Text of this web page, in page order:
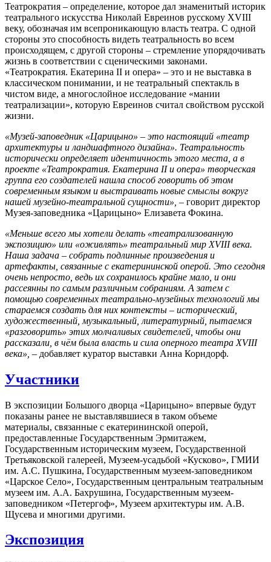
Театрократия – определение, которое дал знаменитый историк
театрального искусства Николай Евреинов русскому XVIII
веку, обозначая им всепроникающую власть театра. С одной
стороны это способность видеть театральность во всем
происходящем, с другой стороны – стремление упорядочивать
жизнь в соответствии с сценическими законами.
«Театрократия. Екатерина II и опера» – это и не выставка в
классическом понимании, и не театральный спектакль в
чистом виде, а многослойное исследование «мании
театрализации», которую Евреинов считал свойством русской
жизни.
«Музей-заповедник «Царицыно» – это настоящий «театр
архитектуры и ландшафтного дизайна». Театральность
исторически определяет идентичность этого места, а в
проекте «Театрократия. Екатерина IIи опера» творческая
группа его создателей нашла способ говорить об этом
современным языком и выстраивать новые смыслы вокруг
нашей музейно-театральной сущности», – говорит директор
Музея-заповедника «Царицыно» Елизавета Фокина.
«Меньше всего мы хотели делать «театрализованную
экспозицию» или «оживлять» театральный мир XVIIIвека.
Наша задача – собрать подлинные произведения и
артефакты, связанные с екатерининской оперой. Это сегодня
очень непросто, ведь их сохранилось крайне мало, и они
рассеянны по самым различным собраниям. А затем с
помощью современных театрально-музейных технологий мы
стараемся создать для них контексты – исторический,
художественный, музыкальный, литературный, пытаемся
«разговорить» этих молчаливых свидетелей, чтобы они
рассказали, в чём была власть и сила оперного театра XVIII
века», – добавляет куратор выставки Анна Корндорф.
Участники
В экспозиции Большого дворца «Царицыно» впервые будут
показаны ранее не выставлявшиеся в таком объеме
материалы, связанные с екатерининской оперой,
предоставленные Государственным Эрмитажем,
Государственным историческим музеем, Государственной
Третьяковской галереей, Музеем-усадьбой «Кусково», ГМИИ
им. А.С. Пушкина, Государственным музеем-заповедником
«Царское Село», Государственным центральным театральным
музеем им. А.А. Бахрушина, Государственным музеем-
заповедником «Петергоф», Музеем архитектуры им. А.В.
Щусева и многими другими.
Экспозиция